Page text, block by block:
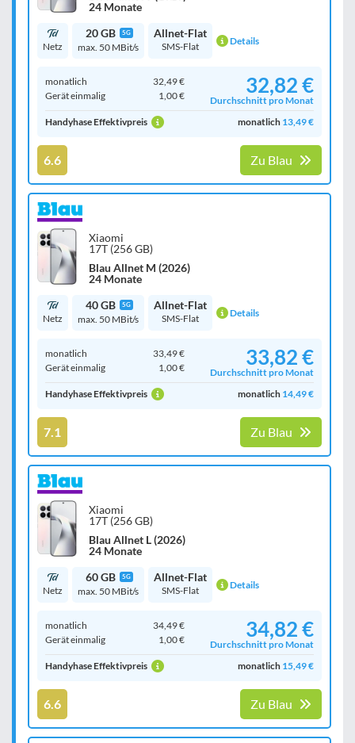
24 Monate
Netz
20 GB 5G
max. 50 MBit/s
Allnet-Flat
SMS-Flat Details
monatlich
32,49 €
Gerät einmalig
1,00 € 32,82 €
Durchschnitt pro Monat
Handyhase Effektivpreis
monatlich 13,49 €
6.6 Zu Blau
Xiaomi
17T (256 GB)
Blau Allnet M (2026)
24 Monate
Netz
40 GB 5G
max. 50 MBit/s
Allnet-Flat
SMS-Flat Details
monatlich
33,49 €
Gerät einmalig
1,00 € 33,82 €
Durchschnitt pro Monat
Handyhase Effektivpreis
monatlich 14,49 €
7.1 Zu Blau
Xiaomi
17T (256 GB)
Blau Allnet L (2026)
24 Monate
Netz
60 GB 5G
max. 50 MBit/s
Allnet-Flat
SMS-Flat Details
monatlich
34,49 €
Gerät einmalig
1,00 € 34,82 €
Durchschnitt pro Monat
Handyhase Effektivpreis
monatlich 15,49 €
6.6 Zu Blau